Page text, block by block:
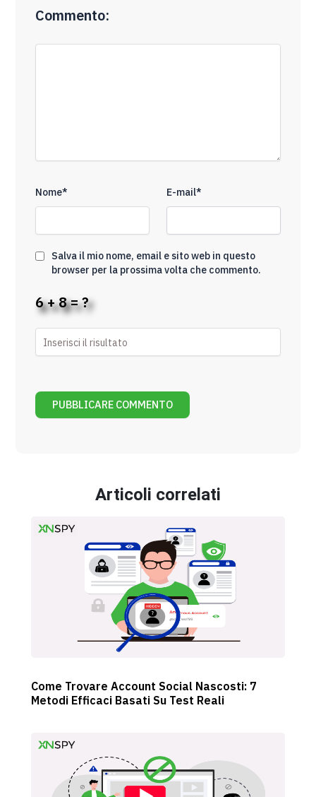
Commento:
Nome* E-mail*
Salva il mio nome, email e sito web in questo
browser per la prossima volta che commento.
6 + 8 = ?
Articoli correlati
Come Trovare Account Social Nascosti: 7
Metodi Efficaci Basati Su Test Reali